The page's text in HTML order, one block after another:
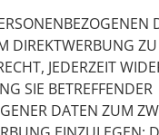
DIREKTWERBUNG
JEDERZEIT
SIE BETREFFENDER
DATEN ZUM